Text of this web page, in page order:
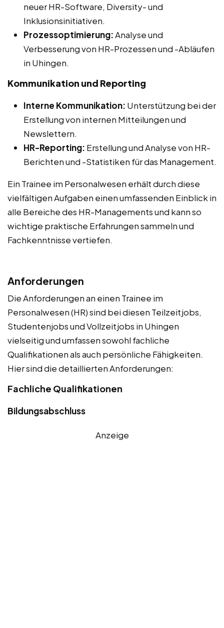
neuer HR-Software, Diversity- und
Inklusionsinitiativen.
Prozessoptimierung:Analyse und
Verbesserung von HR-Prozessen und -Abläufen
in Uhingen.
Kommunikation und Reporting
Interne Kommunikation: Unterstützung bei der
Erstellung von internen Mitteilungen und
Newslettern.
HR-Reporting: Erstellung und Analyse von HR-
Berichten und -Statistiken für das Management.
Ein Trainee im Personalwesen erhält durch diese
vielfältigen Aufgaben einen umfassenden Einblick in
alle Bereiche des HR-Managements und kann so
wichtige praktische Erfahrungen sammeln und
Fachkenntnisse vertiefen.
Anforderungen
Die Anforderungen an einen Trainee im
Personalwesen (HR) sind bei diesen Teilzeitjobs,
Studentenjobs und Vollzeitjobs in Uhingen
vielseitig und umfassen sowohl fachliche
Qualifikationen als auch persönliche Fähigkeiten.
Hier sind die detaillierten Anforderungen:
Fachliche Qualifikationen
Bildungsabschluss
Anzeige